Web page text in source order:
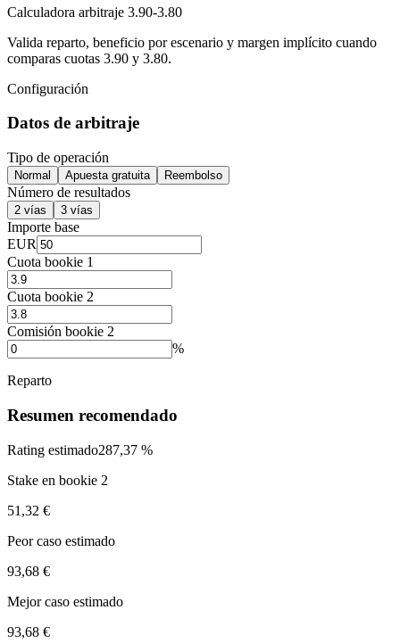
Calculadora arbitraje 3.90-3.80
Valida reparto, beneficio por escenario y margen implícito cuando
comparas cuotas 3.90 y 3.80.
Configuración
Datos de arbitraje
Tipo de operación
Normal Apuesta gratuita Reembolso
Número de resultados
2 vías 3 vías
Importe base
EUR
Cuota bookie 1
Cuota bookie 2
Comisión bookie 2
%
Reparto
Resumen recomendado
Rating estimado287,37 %
Stake en bookie 2
51,32 €
Peor caso estimado
93,68 €
Mejor caso estimado
93,68 €